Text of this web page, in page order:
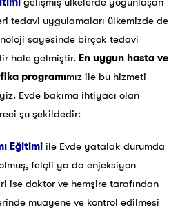
tedavi uygulamaları ülkemizde de
sayesinde birçok tedavi
hale gelmiştir. En uygun hasta ve
programımız ile bu hizmeti
Evde bakıma ihtiyacı olan
şu şekildedir:
Eğitimi ile Evde yatalak durumda
felçli ya da enjeksiyon
ise doktor ve hemşire tarafından
muayene ve kontrol edilmesi